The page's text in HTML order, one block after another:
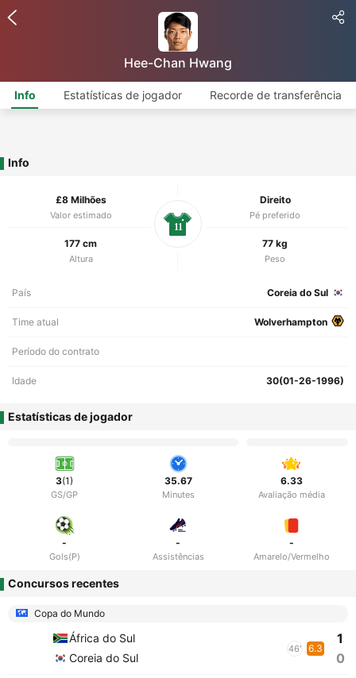
Hee-Chan Hwang
Info Estatísticas de jogador Recorde de transferência
Info
£8 Milhões
Valor estimado
Direito
Pé preferido
177 cm
Altura
77 kg
Peso
11
País Coreia do Sul
Time atual Wolverhampton
Período do contrato
Idade 30(01-26-1996)
Estatísticas de jogador
3(1)
GS/GP
35.67
Minutes
6.33
Avaliação média
-
Gols(P)
-
Assistências
-
Amarelo/Vermelho
Concursos recentes
Copa do Mundo
África do Sul
Coreia do Sul
46' 6.3
1
0